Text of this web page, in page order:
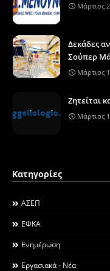
Μάρτιος
Δεκάδες
Σούπερ
Μάρτιος
Ζητείται
Μάρτιος
Κατηγορίες
ΑΣΕΠ
ΕΦΚΑ
Ενημέρωση
Εργασιακά - Νέα